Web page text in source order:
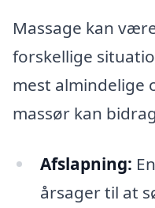
Massage kan
forskellige
mest almindelige
massør kan
Afslapning:
årsager til at